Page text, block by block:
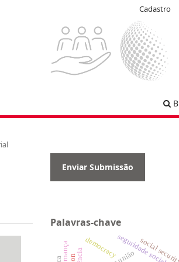
Cadastro
Enviar Submissão
Palavras-chave
seguridade social
social security
democracy